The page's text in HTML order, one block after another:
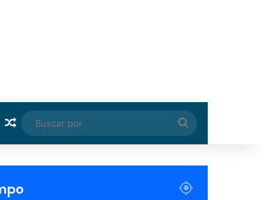
Random Article
Buscar
por